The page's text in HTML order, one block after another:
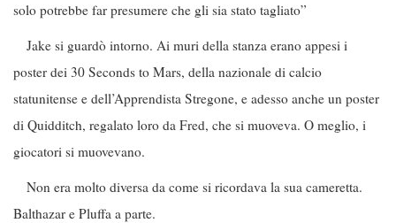
solo potrebbe far presumere che gli sia stato tagliato”
Jake si guardò intorno. Ai muri della stanza erano appesi i
poster dei 30 Seconds to Mars, della nazionale di calcio
statunitense e dell’Apprendista Stregone, e adesso anche un poster
di Quidditch, regalato loro da Fred, che si muoveva. O meglio, i
giocatori si muovevano.
Non era molto diversa da come si ricordava la sua cameretta.
Balthazar e Pluffa a parte.